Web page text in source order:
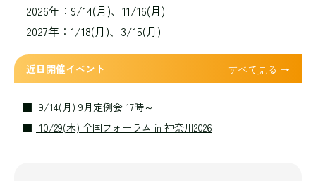
2026年：9/14(月)、11/16(月)
2027年：1/18(月)、3/15(月)
近日開催イベント すべて見る →
9/14(月) 9月定例会 17時～
10/29(木) 全国フォーラム in 神奈川2026